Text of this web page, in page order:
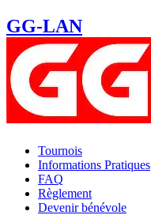
GG-LAN
Tournois
Informations Pratiques
FAQ
Règlement
Devenir bénévole